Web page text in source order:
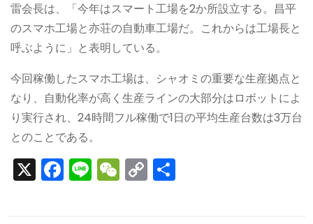
雷会長は、「今年はスマート工場を2か所設立する。昌平
のスマホ工場と亦荘の自動車工場だ。これからは工場長と
呼ぶように」と表明している。
今回稼働したスマホ工場は、シャオミの重要な生産拠点と
なり、自動化率が高く生産ラインの大部分はロボットによ
り実行され、24時間フル稼働で1日の平均生産台数は3万台
とのことである。
X F
a
Li
n
W
e
C
o